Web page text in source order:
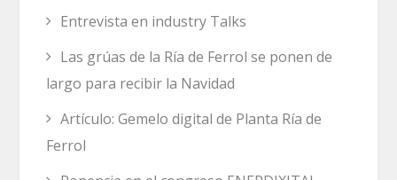
Entrevista en industry Talks
Las grúas de la Ría de Ferrol se ponen de
largo para recibir la Navidad
Artículo: Gemelo digital de Planta Ría de
Ferrol